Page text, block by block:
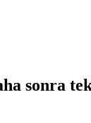
sonra